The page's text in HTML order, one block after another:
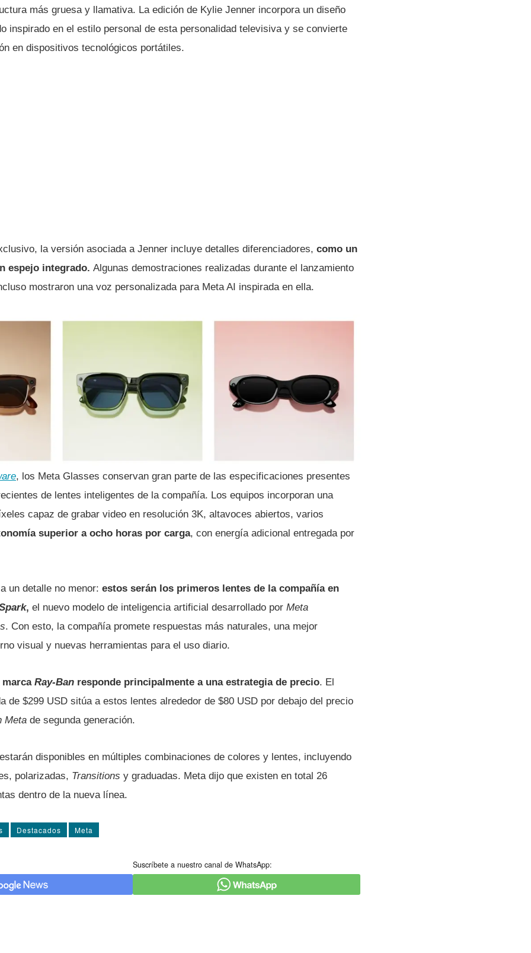
más gruesa y llamativa. La edición de Kylie Jenner incorpora un diseño
inspirado en el estilo personal de esta personalidad televisiva y se convierte
en dispositivos tecnológicos portátiles.
la versión asociada a Jenner incluye detalles diferenciadores, como un
espejo integrado. Algunas demostraciones realizadas durante el lanzamiento
mostraron una voz personalizada para Meta AI inspirada en ella.
, los Meta Glasses conservan gran parte de las especificaciones presentes
de lentes inteligentes de la compañía. Los equipos incorporan una
capaz de grabar video en resolución 3K, altavoces abiertos, varios
superior a ocho horas por carga, con energía adicional entregada por
un detalle no menor: estos serán los primeros lentes de la compañía en
, el nuevo modelo de inteligencia artificial desarrollado por Meta
. Con esto, la compañía promete respuestas más naturales, una mejor
visual y nuevas herramientas para el uso diario.
marca Ray-Ban responde principalmente a una estrategia de precio. El
de $299 USD sitúa a estos lentes alrededor de $80 USD por debajo del precio
Meta de segunda generación.
disponibles en múltiples combinaciones de colores y lentes, incluyendo
polarizadas, Transitions y graduadas. Meta dijo que existen en total 26
dentro de la nueva línea.
Destacados Meta
Suscríbete a nuestro canal de WhatsApp: